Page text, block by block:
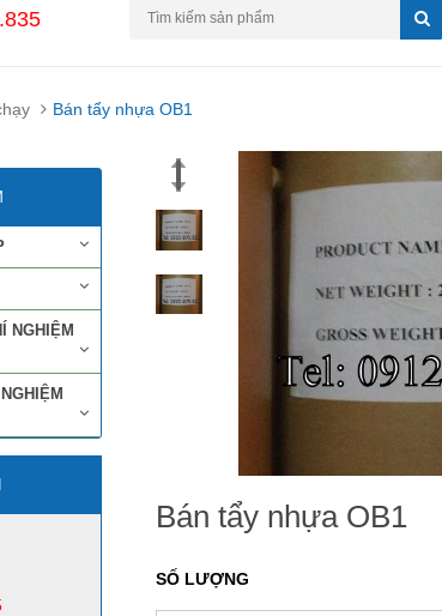
Bán tẩy nhựa OB1
NGHIỆM
Bán tẩy nhựa OB1
SỐ LƯỢNG